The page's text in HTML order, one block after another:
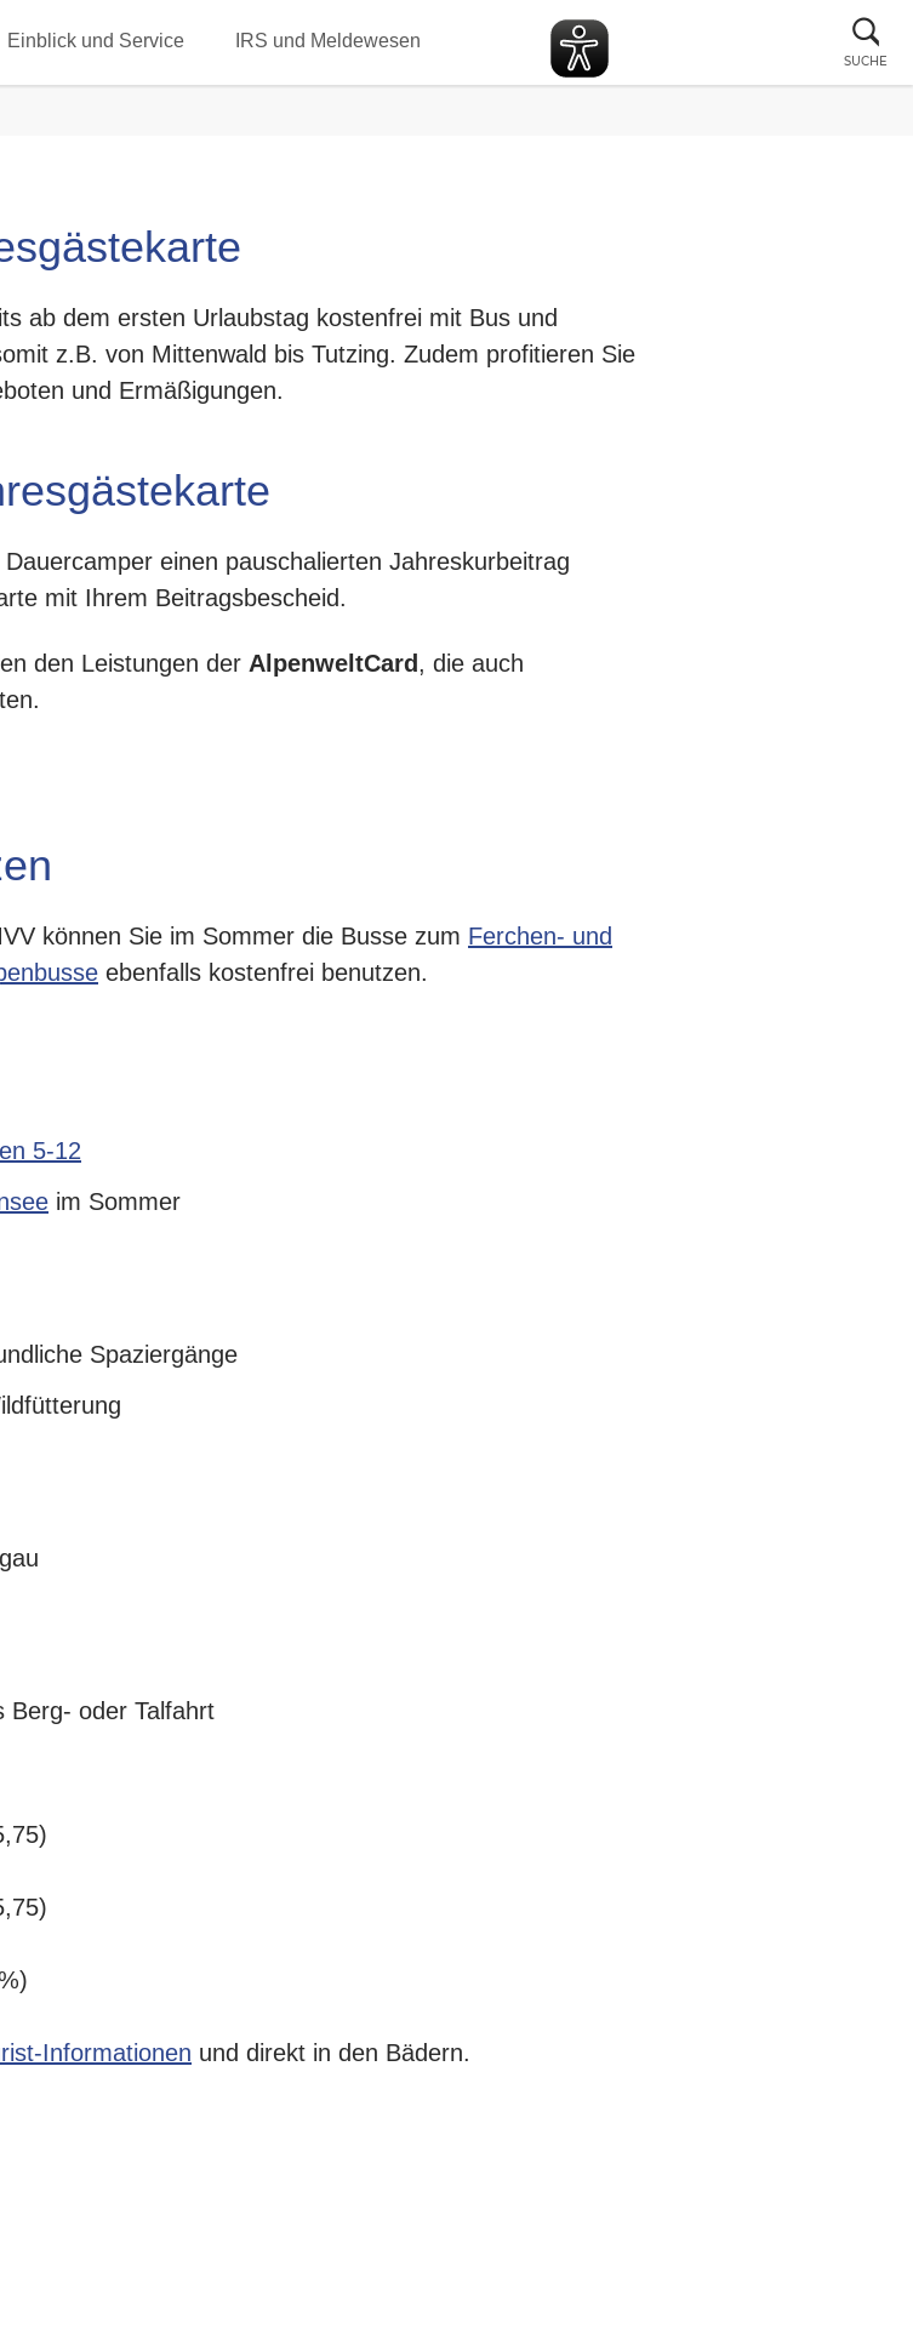
Einblick und Service IRS und Meldewesen
SUCHE
ab dem ersten Urlaubstag kostenfrei mit Bus und
z.B. von Mittenwald bis Tutzing. Zudem profitieren Sie
und Ermäßigungen.
einen pauschalierten Jahreskurbeitrag
mit Ihrem Beitragsbescheid.
den Leistungen der AlpenweltCard , die auch
können Sie im Sommer die Busse zum Ferchen- und
ebenfalls kostenfrei benutzen.
5-12
im Sommer
Spaziergänge
Berg- oder Talfahrt
Informationen und direkt in den Bädern.